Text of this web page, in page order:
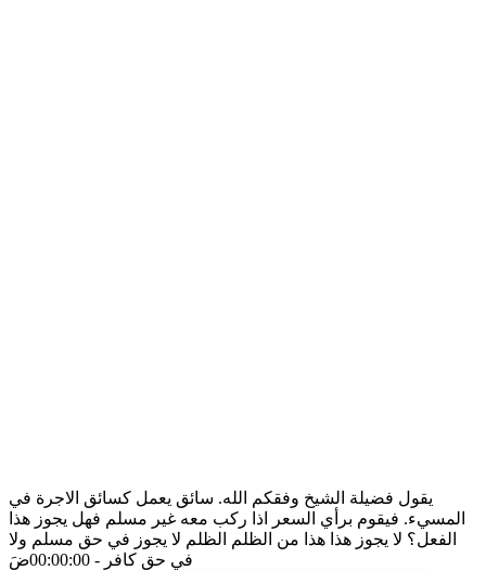
يقول فضيلة الشيخ وفقكم الله. سائق يعمل كسائق الاجرة في
المسيء. فيقوم برأي السعر اذا ركب معه غير مسلم فهل يجوز هذا
الفعل؟ لا يجوز هذا هذا من الظلم الظلم لا يجوز في حق مسلم ولا
في حق كافر - 00:00:00 ضَ